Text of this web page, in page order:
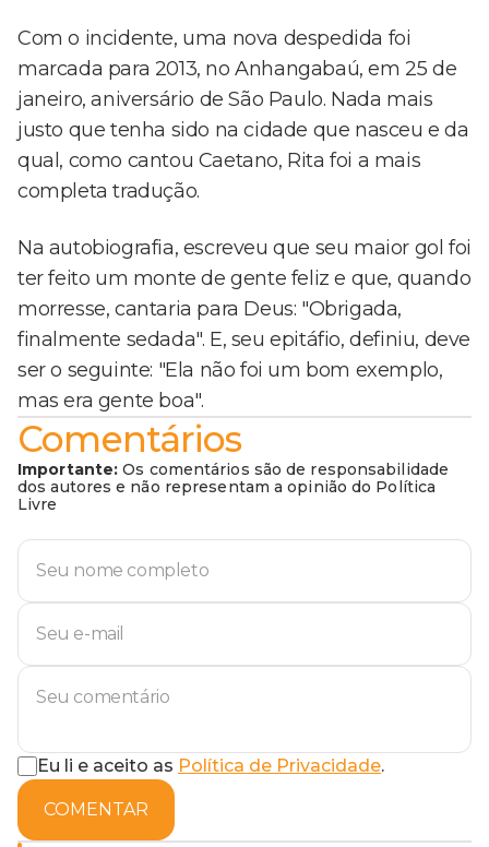
Com o incidente, uma nova despedida foi
marcada para 2013, no Anhangabaú, em 25 de
janeiro, aniversário de São Paulo. Nada mais
justo que tenha sido na cidade que nasceu e da
qual, como cantou Caetano, Rita foi a mais
completa tradução.
Na autobiografia, escreveu que seu maior gol foi
ter feito um monte de gente feliz e que, quando
morresse, cantaria para Deus: "Obrigada,
finalmente sedada". E, seu epitáfio, definiu, deve
ser o seguinte: "Ela não foi um bom exemplo,
mas era gente boa".
Comentários
Importante: Os comentários são de responsabilidade
dos autores e não representam a opinião do Política
Livre
Eu li e aceito as Política de Privacidade.
COMENTAR